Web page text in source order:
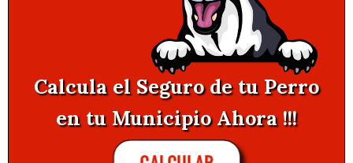
Calcula el Seguro de tu Perro
en tu Municipio Ahora !!!